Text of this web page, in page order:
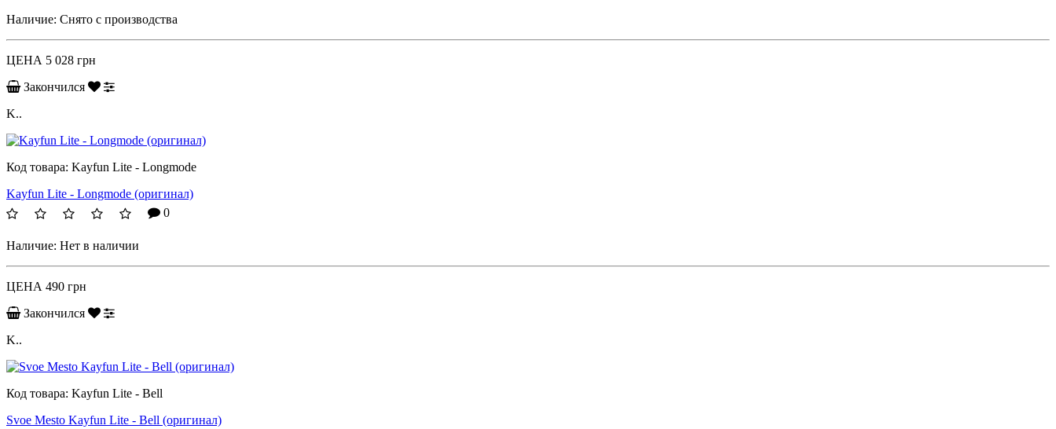
Наличие: Снято с производства
ЦЕНА 5 028 грн
Закончился
K..
Код товара: Kayfun Lite - Longmode
Kayfun Lite - Longmode (оригинал)
0
Наличие: Нет в наличии
ЦЕНА 490 грн
Закончился
K..
Код товара: Kayfun Lite - Bell
Svoe Mesto Kayfun Lite - Bell (оригинал)